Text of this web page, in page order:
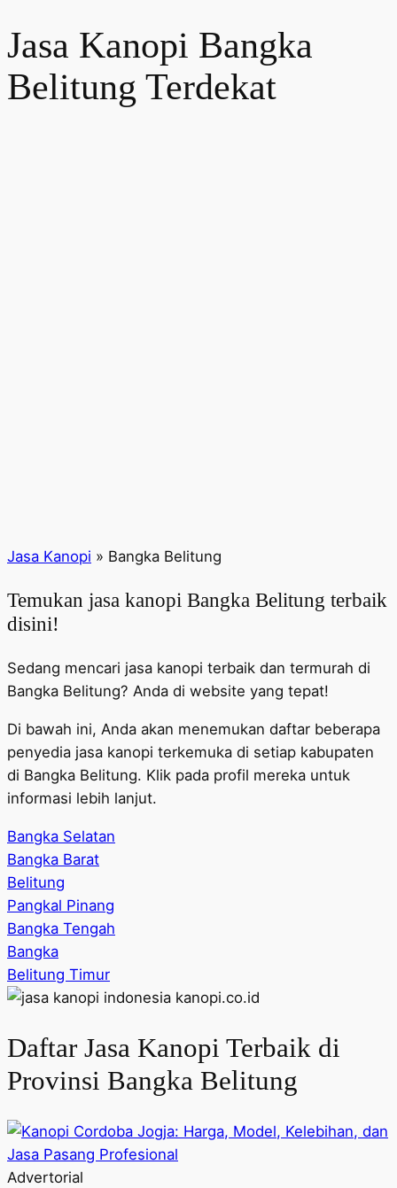
Jasa Kanopi Bangka
Belitung Terdekat
Jasa Kanopi » Bangka Belitung
Temukan jasa kanopi Bangka Belitung terbaik
disini!
Sedang mencari jasa kanopi terbaik dan termurah di
Bangka Belitung? Anda di website yang tepat!
Di bawah ini, Anda akan menemukan daftar beberapa
penyedia jasa kanopi terkemuka di setiap kabupaten
di Bangka Belitung. Klik pada profil mereka untuk
informasi lebih lanjut.
Bangka Selatan
Bangka Barat
Belitung
Pangkal Pinang
Bangka Tengah
Bangka
Belitung Timur
Daftar Jasa Kanopi Terbaik di
Provinsi Bangka Belitung
Advertorial